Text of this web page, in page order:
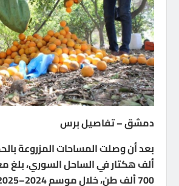
دمشق – تفاصيل برس
ألف هكتار في الساحل السوري، بلغ